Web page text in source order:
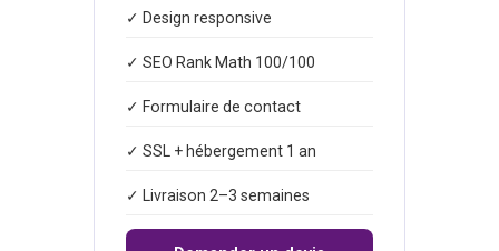
✓ Design responsive
✓ SEO Rank Math 100/100
✓ Formulaire de contact
✓ SSL + hébergement 1 an
✓ Livraison 2–3 semaines